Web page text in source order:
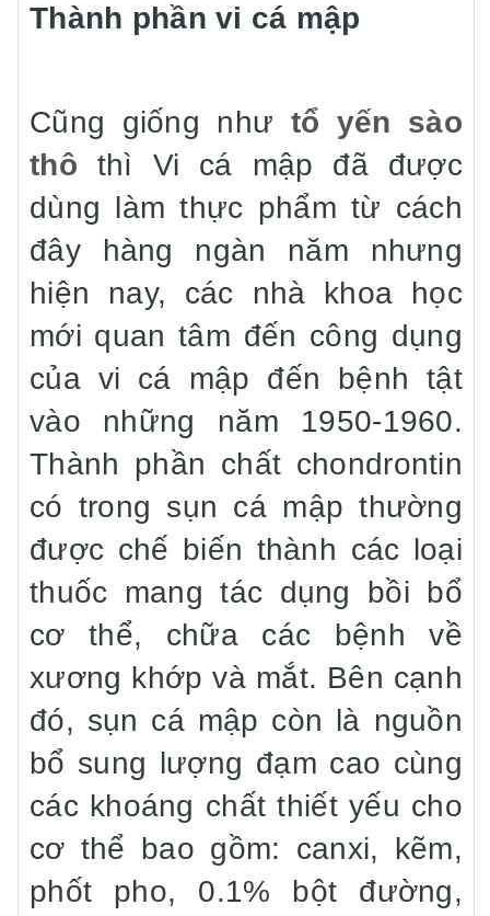
Thành phần vi cá mập
Cũng giống như tổ yến sào
thô thì Vi cá mập đã được
dùng làm thực phẩm từ cách
đây hàng ngàn năm nhưng
hiện nay, các nhà khoa học
mới quan tâm đến công dụng
của vi cá mập đến bệnh tật
vào những năm 1950-1960.
Thành phần chất chondrontin
có trong sụn cá mập thường
được chế biến thành các loại
thuốc mang tác dụng bồi bổ
cơ thể, chữa các bệnh về
xương khớp và mắt. Bên cạnh
đó, sụn cá mập còn là nguồn
bổ sung lượng đạm cao cùng
các khoáng chất thiết yếu cho
cơ thể bao gồm: canxi, kẽm,
phốt pho, 0.1% bột đường,